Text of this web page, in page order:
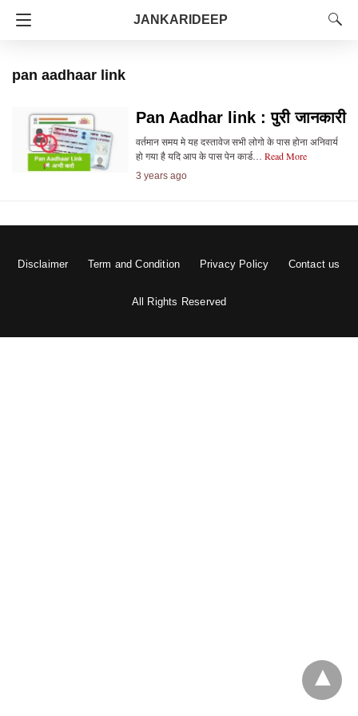
JANKARIDEEP
pan aadhaar link
Pan Aadhar link : पुरी जानकारी
वर्तमान समय मे यह दस्तावेज सभी लोगो के पास होना अनिवार्य
हो गया है यदि आप के पास पेन कार्ड… Read More
3 years ago
Disclaimer Term and Condition Privacy Policy Contact us
All Rights Reserved